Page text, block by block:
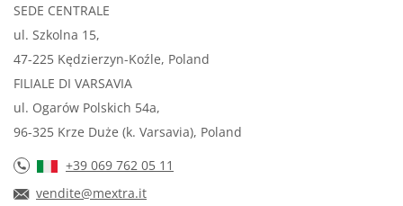
SEDE CENTRALE
ul. Szkolna 15,
47-225 Kędzierzyn-Koźle, Poland
FILIALE DI VARSAVIA
ul. Ogarów Polskich 54a,
96-325 Krze Duże (k. Varsavia), Poland
+39 069 762 05 11
vendite@mextra.it